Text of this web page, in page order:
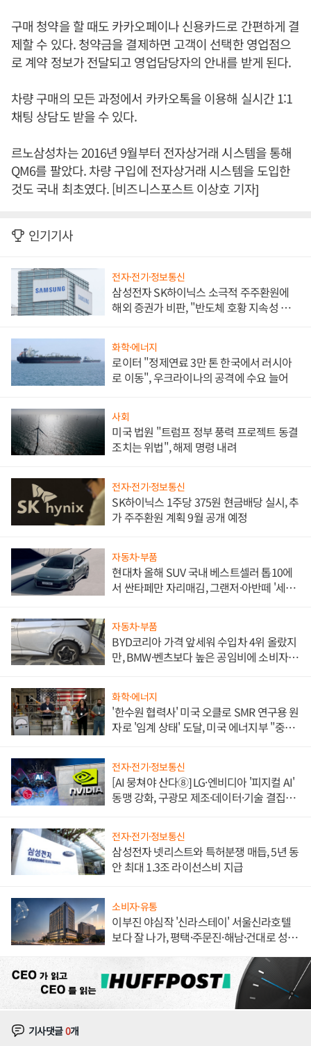
구매 청약을 할 때도 카카오페이나 신용카드로 간편하게 결
제할 수 있다. 청약금을 결제하면 고객이 선택한 영업점으
로 계약 정보가 전달되고 영업담당자의 안내를 받게 된다.
차량 구매의 모든 과정에서 카카오톡을 이용해 실시간 1:1
채팅 상담도 받을 수 있다.
르노삼성차는 2016년 9월부터 전자상거래 시스템을 통해
QM6를 팔았다. 차량 구입에 전자상거래 시스템을 도입한
것도 국내 최초였다. [비즈니스포스트 이상호 기자]
인기기사
전자·전기·정보통신
삼성전자 SK하이닉스 소극적 주주환원에
해외 증권가 비판, "반도체 호황 지속성 의
화학·에너지
로이터 "정제연료 3만 톤 한국에서 러시아
로 이동", 우크라이나의 공격에 수요 늘어
사회
미국 법원 "트럼프 정부 풍력 프로젝트 동결
조치는 위법", 해제 명령 내려
전자·전기·정보통신
SK하이닉스 1주당 375원 현금배당 실시, 추
가 주주환원 계획 9월 공개 예정
자동차·부품
현대차 올해 SUV 국내 베스트셀러 톱10에
서 싼타페만 자리매김, 그랜저·아반떼 '세단
자동차·부품
BYD코리아 가격 앞세워 수입차 4위 올랐지
만, BMW·벤츠보다 높은 공임비에 소비자
화학·에너지
'한수원 협력사' 미국 오클로 SMR 연구용 원
자로 '임계 상태' 도달, 미국 에너지부 "중요
전자·전기·정보통신
[AI 뭉쳐야 산다⑧] LG·엔비디아 '피지컬 AI'
동맹 강화, 구광모 제조·데이터·기술 결집
전자·전기·정보통신
삼성전자 넷리스트와 특허분쟁 매듭, 5년 동
안 최대 1.3조 라이선스비 지급
소비자·유통
이부진 야심작 '신라스테이' 서울신라호텔
보다 잘 나가, 평택·주문진·해남·건대로 성
기사댓글0개